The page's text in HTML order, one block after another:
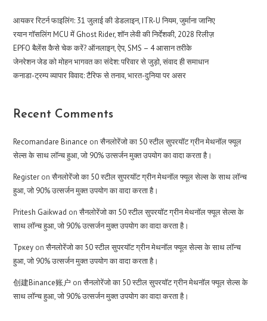
आयकर रिटर्न फाइलिंग: 31 जुलाई की डेडलाइन, ITR-U नियम, जुर्माना जानिए
रयान गॉसलिंग MCU में Ghost Rider, शॉन लेवी की निर्देशकी, 2028 रिलीज़
EPFO बैलेंस कैसे चेक करें? ऑनलाइन, ऐप, SMS – 4 आसान तरीके
जेनरेशन जेड को मोहन भागवत का संदेश: परिवार से जुड़ो, संवाद ही समाधान
कनाडा-ट्रम्प व्यापार विवाद: टैरिफ से तनाव, भारत-दुनिया पर असर
Recent Comments
Recomandare Binance onसैनलोरेंजो का 50 स्टील सुपरयॉट ग्रीन मेथनॉल फ्यूल
सेल्स के साथ लॉन्च हुआ, जो 90% उत्सर्जन मुक्त उपयोग का वादा करता है।
Register onसैनलोरेंजो का 50 स्टील सुपरयॉट ग्रीन मेथनॉल फ्यूल सेल्स के साथ लॉन्च
हुआ, जो 90% उत्सर्जन मुक्त उपयोग का वादा करता है।
Pritesh Gaikwad onसैनलोरेंजो का 50 स्टील सुपरयॉट ग्रीन मेथनॉल फ्यूल सेल्स के
साथ लॉन्च हुआ, जो 90% उत्सर्जन मुक्त उपयोग का वादा करता है।
Тркеу onसैनलोरेंजो का 50 स्टील सुपरयॉट ग्रीन मेथनॉल फ्यूल सेल्स के साथ लॉन्च
हुआ, जो 90% उत्सर्जन मुक्त उपयोग का वादा करता है।
创建Binance账户 onसैनलोरेंजो का 50 स्टील सुपरयॉट ग्रीन मेथनॉल फ्यूल सेल्स के
साथ लॉन्च हुआ, जो 90% उत्सर्जन मुक्त उपयोग का वादा करता है।